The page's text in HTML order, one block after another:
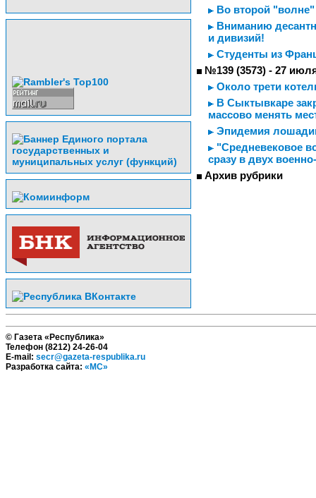
Во второй "волне"
Вниманию
и дивизий!
Студенты из
№139 (3573) - 27
Около трети
В Сыктывкаре
массово менять
Эпидемия
"Средневековое
сразу в двух
Архив рубрики
© Газета «Республика»
Телефон (8212) 24-26-04
E-mail: secr@gazeta-respublika.ru
Разработка сайта: «МС»